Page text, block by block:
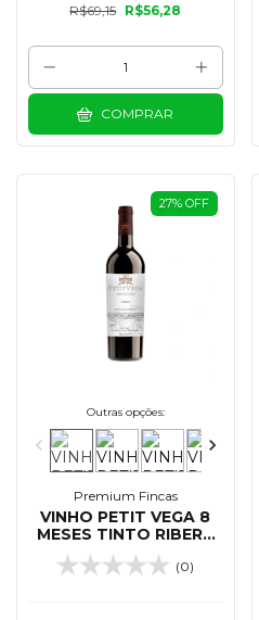
R$69,15 R$56,28
COMPRAR
27% OFF
Outras opções:
Premium Fincas
VINHO PETIT VEGA 8
MESES TINTO RIBERA
DEL DUERO 750 ML
(0)